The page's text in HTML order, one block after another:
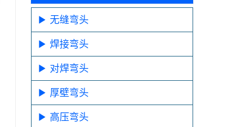
无缝弯头
焊接弯头
对焊弯头
厚壁弯头
高压弯头